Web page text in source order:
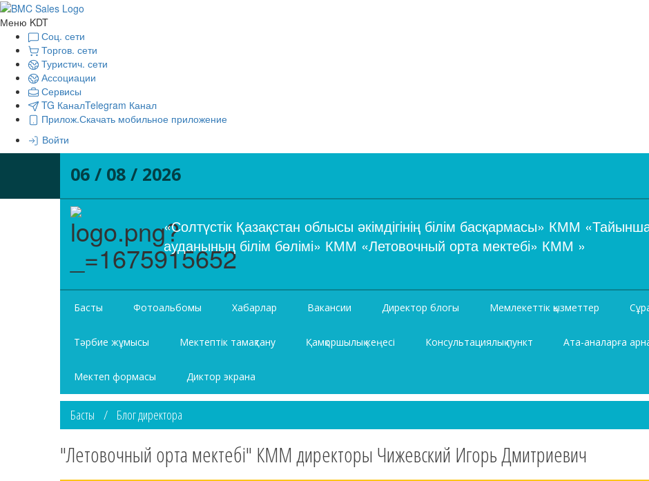
Меню KDT
Соц. сети
Торгов. сети
Туристич. сети
Ассоциации
Сервисы
TG КаналTelegram Канал
Прилож.Скачать мобильное приложение
Войти
06 / 08 / 2026
«Солтүстік Қазақстан облысы әкімдігінің білім басқармасы» КММ
ауданының білім бөлімі» КММ «Летовочный орта мектебі» КММ »
Басты Фотоальбомы Хабарлар Вакансии Директор блогы Мемлекеттік қызметтер
Тәрбие жұмысы Мектептiк тамақтану Қамқоршылық кеңесі Консультациялық пункт Ата-аналарға
Мектеп формасы Диктор экрана
Басты Блог директора
"Летовочный орта мектебі" КММ директоры Чижевский Игорь Дмитриевич